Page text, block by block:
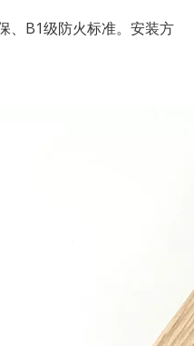
、B1级防火标准。安装方